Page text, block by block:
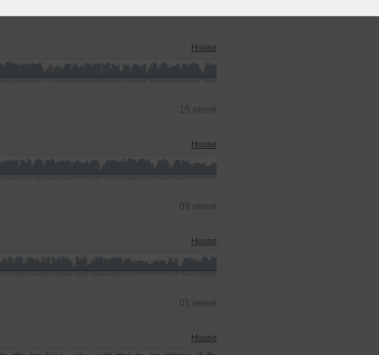
House
15 июня
House
09 июня
House
01 июня
House